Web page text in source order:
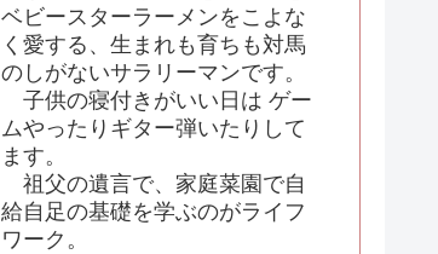
ベビースターラーメンをこよな
く愛する、生まれも育ちも対馬
のしがないサラリーマンです。
子供の寝付きがいい日は ゲー
ムやったりギター弾いたりして
ます。
祖父の遺言で、家庭菜園で自
給自足の基礎を学ぶのがライフ
ワーク。